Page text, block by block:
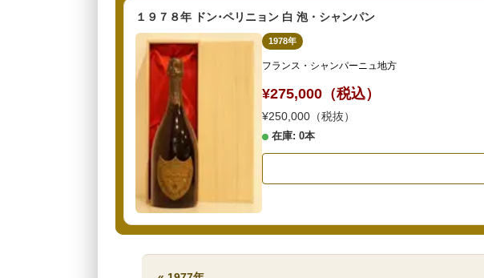
１９７８年 ドン･ペリニョン 白 泡・シャンパン
1978年
フランス・シャンパーニュ地方
¥275,000（税込）
¥250,000（税抜）
在庫: 0本